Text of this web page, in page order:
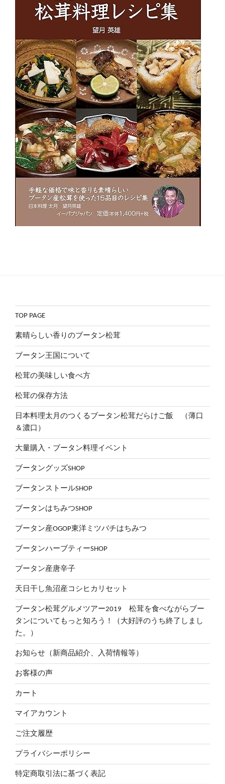
TOP PAGE
素晴らしい香りのブータン松茸
ブータン王国について
松茸の美味しい食べ方
松茸の保存方法
日本料理太月のつくるブータン松茸だらけご飯 （薄口
＆濃口）
大量購入・ブータン料理イベント
ブータングッズSHOP
ブータンストールSHOP
ブータンはちみつSHOP
ブータン産OGOP東洋ミツバチはちみつ
ブータンハーブティーSHOP
ブータン産唐辛子
天日干し魚沼産コシヒカリセット
ブータン松茸グルメツアー2019 松茸を食べながらブー
タンについてもっと知ろう！（大好評のうち終了しまし
た。）
お知らせ（新商品紹介、入荷情報等）
お客様の声
カート
マイアカウント
ご注文履歴
プライバシーポリシー
特定商取引法に基づく表記